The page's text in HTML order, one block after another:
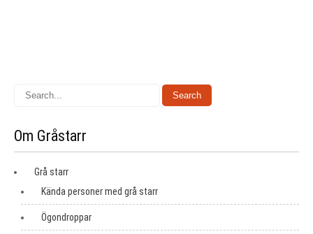
Om Gråstarr
Grå starr
Kända personer med grå starr
Ögondroppar